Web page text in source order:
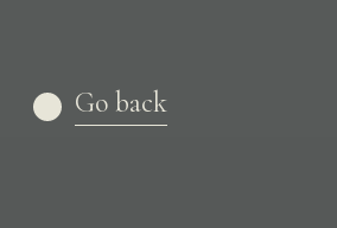
Go back